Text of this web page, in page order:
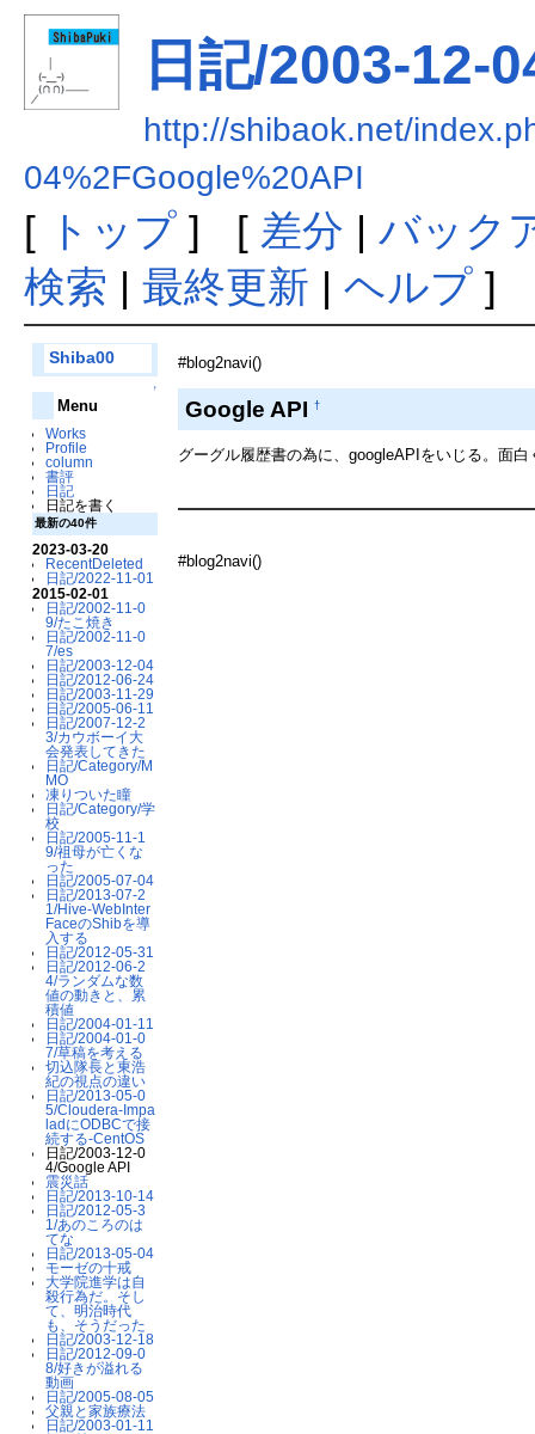
日記/2003-12-
http://shibaok.net/
04%2FGoogle%20API
[ トップ] [ 差分 | バック
検索 | 最終更新 | ヘルプ]
Shiba00
↑
Menu
Works
Profile
column
書評
日記
日記を書く
最新の40件
2023-03-20
RecentDeleted
日記/2022-11-01
2015-02-01
日記/2002-11-0
9/たこ焼き
日記/2002-11-0
7/es
日記/2003-12-04
日記/2012-06-24
日記/2003-11-29
日記/2005-06-11
日記/2007-12-2
3/カウボーイ大
会発表してきた
日記/Category/M
MO
凍りついた瞳
日記/Category/学
校
日記/2005-11-1
9/祖母が亡くな
った
日記/2005-07-04
日記/2013-07-2
1/Hive-WebInter
FaceのShibを導
入する
日記/2012-05-31
日記/2012-06-2
4/ランダムな数
値の動きと、累
積値
日記/2004-01-11
日記/2004-01-0
7/草稿を考える
切込隊長と東浩
紀の視点の違い
日記/2013-05-0
5/Cloudera-Impa
ladにODBCで接
続する-CentOS
日記/2003-12-0
4/Google API
震災話
日記/2013-10-14
日記/2012-05-3
1/あのころのは
てな
日記/2013-05-04
モーゼの十戒
大学院進学は自
殺行為だ。そし
て、明治時代
も、そうだった
日記/2003-12-18
日記/2012-09-0
8/好きが溢れる
動画
日記/2005-08-05
父親と家族療法
日記/2003-01-11
#blog2navi()
Google API †
グーグル履歴書の為に、googleAPIをいじる。面
#blog2navi()